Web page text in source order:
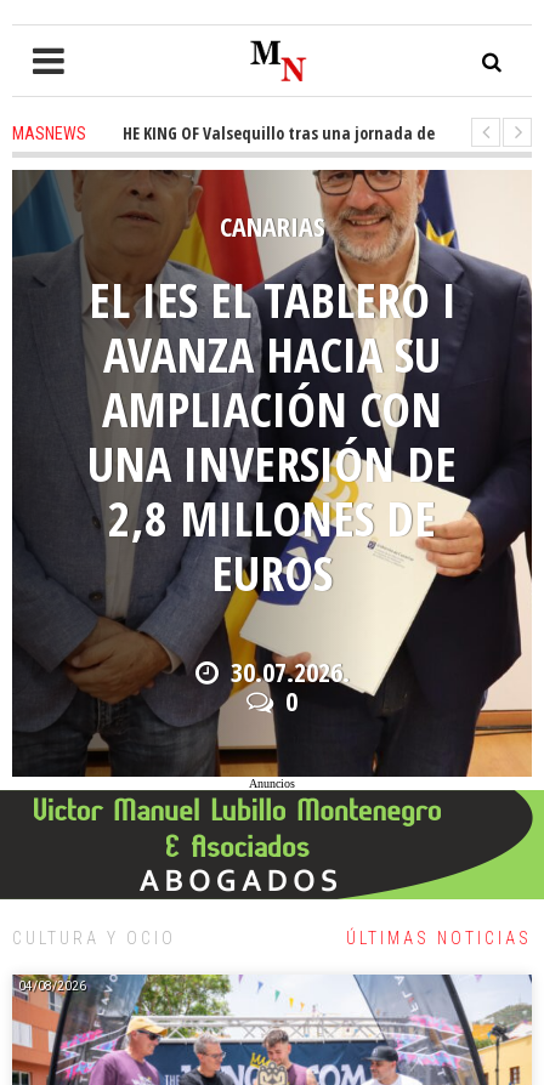
MASNEWS
THE KING OF Valsequillo tras una jornada de baloncesto urbano de
solo policía cubre 30 kilómetros de costa en San Bartolomé de Tirajana
MASNEWS
EL PSOE EXIGE UNA
DESINFECCIÓN
URGENTE DEL PARQUE
DEL SUR ANTE LAS
QUEJAS POR POSIBLES
PULGAS
30.07.2026.
2
Anuncios
CULTURA Y OCIO ÚLTIMAS NOTICIAS
04/08/2026